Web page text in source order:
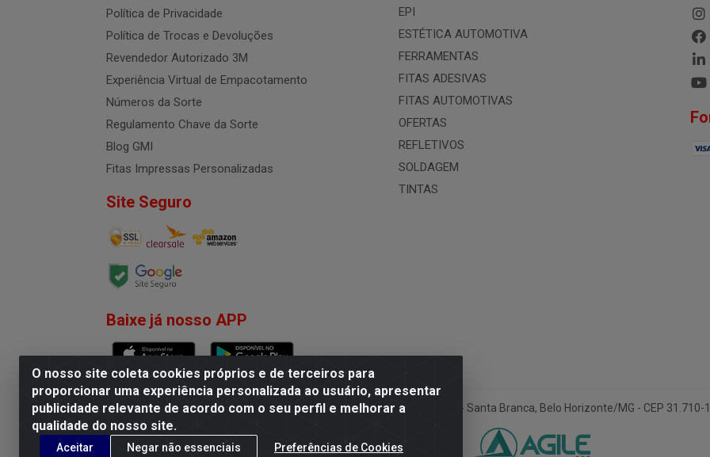
O nosso site coleta cookies próprios e de terceiros para
proporcionar uma experiência personalizada ao usuário, apresentar
publicidade relevante de acordo com o seu perfil e melhorar a
qualidade do nosso site.
Aceitar Negar não essenciais Preferências de Cookies
Política de Privacidade
Política de Trocas e Devoluções
Revendedor Autorizado 3M
Experiência Virtual de Empacotamento
Números da Sorte
Regulamento Chave da Sorte
Blog GMI
Fitas Impressas Personalizadas
Site Seguro
Baixe já nosso APP
EPI
ESTÉTICA AUTOMOTIVA
FERRAMENTAS
FITAS ADESIVAS
FITAS AUTOMOTIVAS
OFERTAS
REFLETIVOS
SOLDAGEM
TINTAS
G.M.I. Distribuidora LTDA - Rua Conselheiro Pena, 50 - Santa Branca, Belo Horizonte/MG - CEP